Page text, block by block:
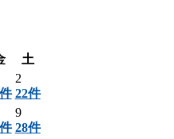
土
2
22件
9
28件